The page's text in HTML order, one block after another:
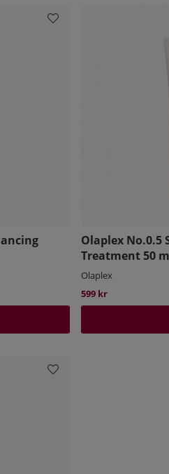
Olaplex No.0.5
Treatment 50
Olaplex
599 kr